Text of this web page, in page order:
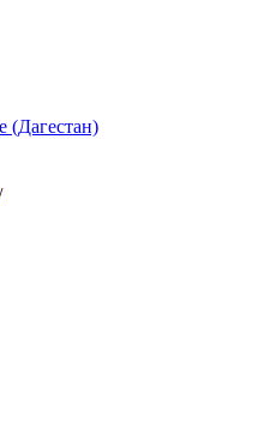
(Дагестан)